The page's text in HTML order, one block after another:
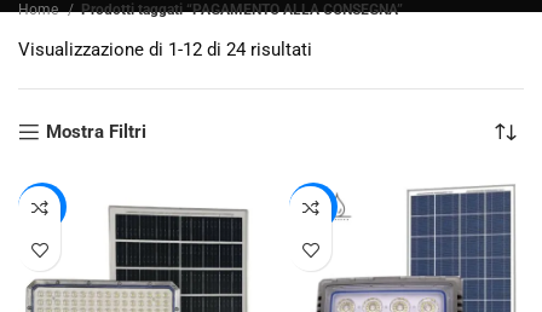
Home Prodotti taggati “PAGAMENTO ALLA CONSEGNA”
Visualizzazione di 1-12 di 24 risultati
Mostra Filtri
-27% -37%